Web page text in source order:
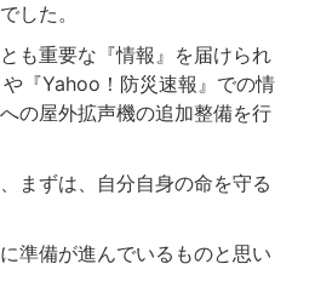
した。
も重要な『情報』を届けられ
『Yahoo！防災速報』での情
の屋外拡声機の追加整備を行
まずは、自分自身の命を守る
準備が進んでいるものと思い